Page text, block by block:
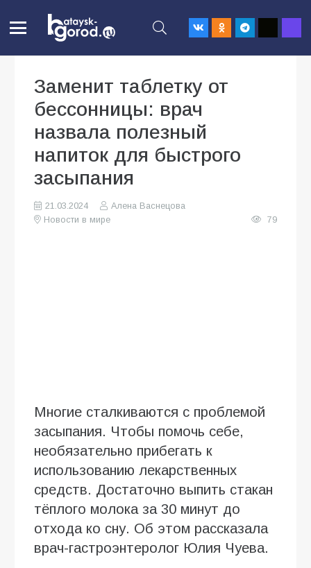
Заменит таблетку от
бессонницы: врач
назвала полезный
напиток для быстрого
засыпания
21.03.2024
Алена Васнецова
Новости в мире
79
Многие сталкиваются с проблемой
засыпания. Чтобы помочь себе,
необязательно прибегать к
использованию лекарственных
средств. Достаточно выпить стакан
тёплого молока за 30 минут до
отхода ко сну. Об этом рассказала
врач-гастроэнтеролог Юлия Чуева.